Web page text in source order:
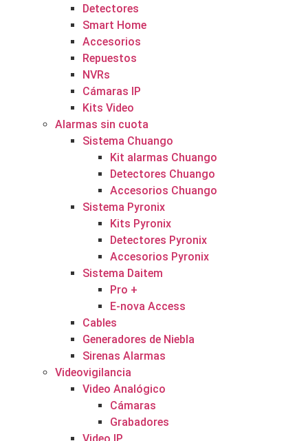
Detectores
Smart Home
Accesorios
Repuestos
NVRs
Cámaras IP
Kits Video
Alarmas sin cuota
Sistema Chuango
Kit alarmas Chuango
Detectores Chuango
Accesorios Chuango
Sistema Pyronix
Kits Pyronix
Detectores Pyronix
Accesorios Pyronix
Sistema Daitem
Pro +
E-nova Access
Cables
Generadores de Niebla
Sirenas Alarmas
Videovigilancia
Video Analógico
Cámaras
Grabadores